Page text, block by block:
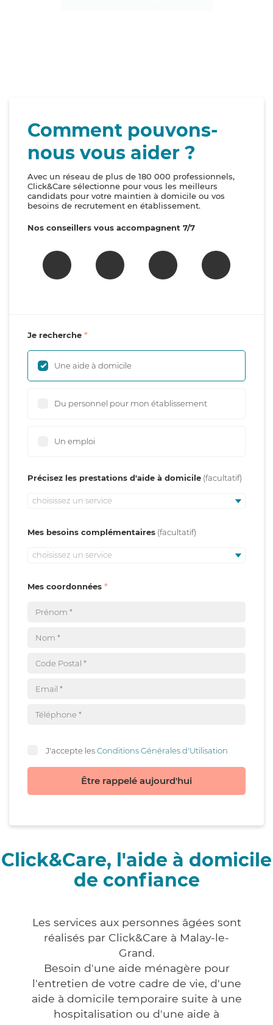
Comment pouvons-
nous vous aider ?
Avec un réseau de plus de 180 000 professionnels,
Click&Care sélectionne pour vous les meilleurs
candidats pour votre maintien à domicile ou vos
besoins de recrutement en établissement.
Nos conseillers vous accompagnent 7/7
Je recherche
Une aide à domicile
Du personnel pour mon établissement
Un emploi
Précisez les prestations d'aide à domicile
choisissez un service
Mes besoins complémentaires
choisissez un service
Mes coordonnées
J'accepte lesConditions Générales d'Utilisation
Être rappelé aujourd'hui
Click&Care, l'aide à domicile
de confiance
Les services aux personnes âgées sont
réalisés par Click&Care à Malay-le-
Grand.
Besoin d'une aide ménagère pour
l'entretien de votre cadre de vie, d'une
aide à domicile temporaire suite à une
hospitalisation ou d'une aide à